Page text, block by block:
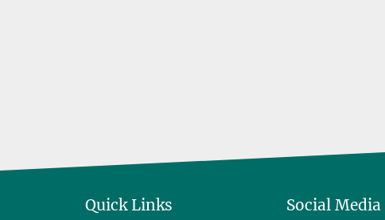
Quick Links Social Media